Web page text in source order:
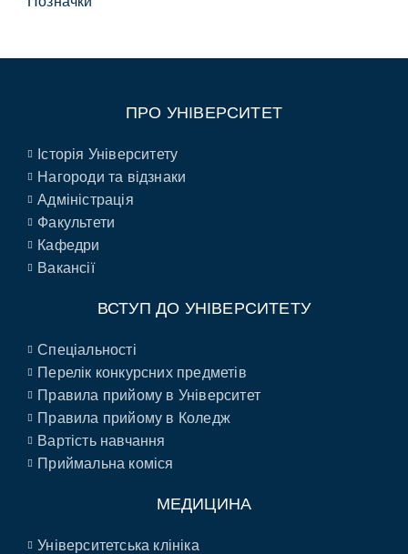
ПРО УНІВЕРСИТЕТ
Історія Університету
Нагороди та відзнаки
Адміністрація
Факультети
Кафедри
Вакансії
ВСТУП ДО УНІВЕРСИТЕТУ
Спеціальності
Перелік конкурсних предметів
Правила прийому в Університет
Правила прийому в Коледж
Вартість навчання
Приймальна коміся
МЕДИЦИНА
Університетська клініка